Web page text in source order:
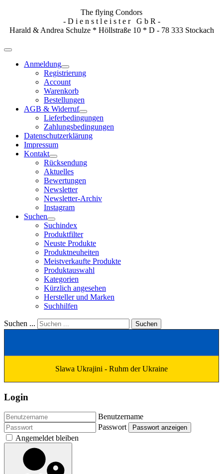
The flying Condors
- D i e n s t l e i s t e r G b R -
Harald & Andrea Schulze * Höllstraße 10 * D - 78 333 Stockach
Anmeldung
Registrierung
Account
Warenkorb
Bestellungen
AGB & Widerruf
Lieferbedingungen
Zahlungsbedingungen
Datenschutzerklärung
Impressum
Kontakt
Rücksendung
Aktuelles
Bewertungen
Newsletter
Newsletter-Archiv
Instagram
Suchen
Suchindex
Produktfilter
Neuste Produkte
Produktneuheiten
Meistverkaufte Produkte
Produktauswahl
Kategorien
Kürzlich angesehen
Hersteller und Marken
Suchhilfen
Suchen ... Suchen
Slawa Ukrajini - Ruhm der Ukraine
Login
Benutzername
Passwort
Passwort anzeigen
Angemeldet bleiben